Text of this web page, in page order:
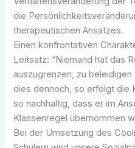
die
therapeutischen Ansatzes.
Einen konfrontativen
Leitsatz: “Niemand hat das
auszugrenzen, zu
dies dennoch, so erfolgt die
so nachhaltig, dass er im
Klassenregel übernommen
Bei der Umsetzung des